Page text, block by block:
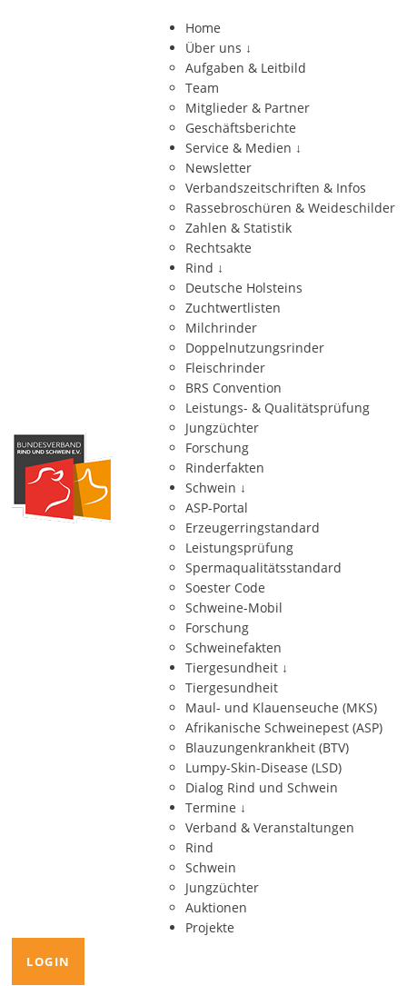
Home
Über uns ↓
Aufgaben & Leitbild
Team
Mitglieder & Partner
Geschäftsberichte
Service & Medien ↓
Newsletter
Verbandszeitschriften & Infos
Rassebroschüren & Weideschilder
Zahlen & Statistik
Rechtsakte
Rind ↓
Deutsche Holsteins
Zuchtwertlisten
Milchrinder
Doppelnutzungsrinder
Fleischrinder
BRS Convention
Leistungs- & Qualitätsprüfung
Jungzüchter
Forschung
Rinderfakten
Schwein ↓
ASP-Portal
Erzeugerringstandard
Leistungsprüfung
Spermaqualitätsstandard
Soester Code
Schweine-Mobil
Forschung
Schweinefakten
Tiergesundheit ↓
Tiergesundheit
Maul- und Klauenseuche (MKS)
Afrikanische Schweinepest (ASP)
Blauzungenkrankheit (BTV)
Lumpy-Skin-Disease (LSD)
Dialog Rind und Schwein
Termine ↓
Verband & Veranstaltungen
Rind
Schwein
Jungzüchter
Auktionen
Projekte
LOGIN